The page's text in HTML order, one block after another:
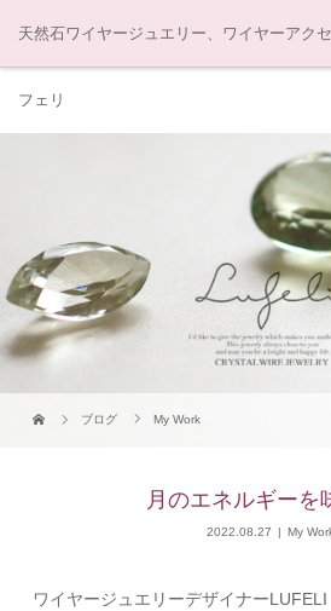
天然石ワイヤージュエリー、ワイヤーアク
フェリ
ブログ My Work
月のエネルギーを
2022.08.27 My
ワイヤージュエリーデザイナーLUFELI